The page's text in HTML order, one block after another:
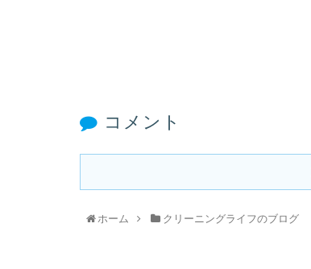
コメント
ホーム クリーニングライフのブログ